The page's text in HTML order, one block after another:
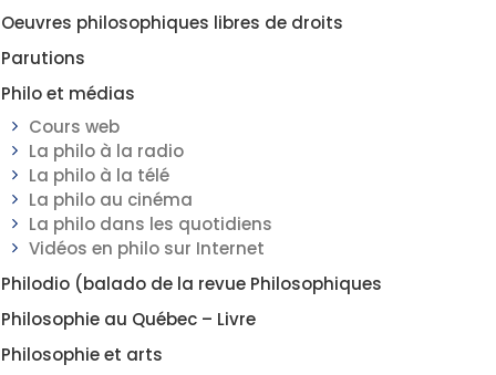
Oeuvres philosophiques libres de droits
Parutions
Philo et médias
Cours web
La philo à la radio
La philo à la télé
La philo au cinéma
La philo dans les quotidiens
Vidéos en philo sur Internet
Philodio (balado de la revue Philosophiques
Philosophie au Québec – Livre
Philosophie et arts